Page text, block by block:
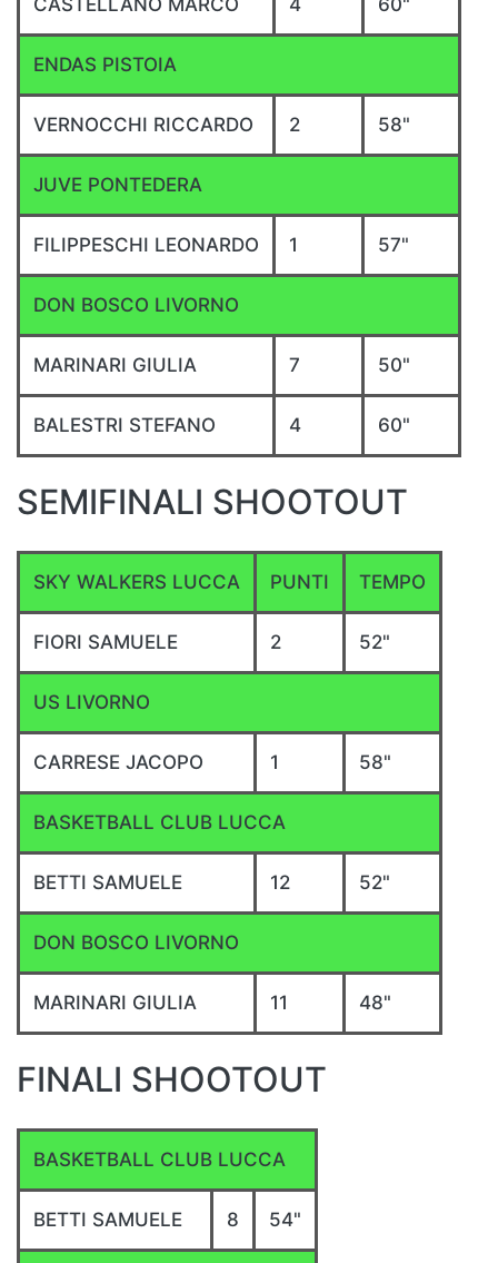
ENDAS PISTOIA
VERNOCCHI RICCARDO 2 58"
JUVE PONTEDERA
FILIPPESCHI LEONARDO 1 57"
DON BOSCO LIVORNO
MARINARI GIULIA 7 50"
BALESTRI STEFANO 4 60"
SEMIFINALI SHOOTOUT
SKY WALKERS LUCCA PUNTI TEMPO
FIORI SAMUELE 2 52"
US LIVORNO
CARRESE JACOPO 1 58"
BASKETBALL CLUB LUCCA
BETTI SAMUELE 12 52"
DON BOSCO LIVORNO
MARINARI GIULIA 11 48"
FINALI SHOOTOUT
BASKETBALL CLUB LUCCA
BETTI SAMUELE 8 54"